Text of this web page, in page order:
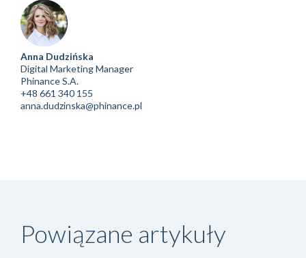
Anna Dudzińska
Digital Marketing Manager
Phinance S.A.
+48 661 340 155
anna.dudzinska@phinance.pl
Powiązane artykuły